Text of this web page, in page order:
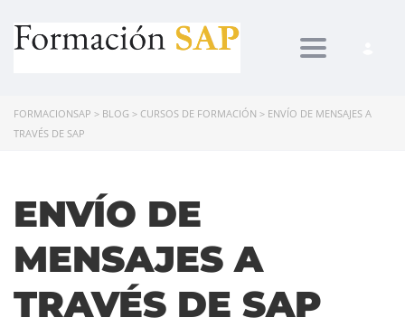
Toggle
FORMACIONSAP > BLOG > CURSOS DE FORMACIÓN > ENVÍO DE MENSAJES A
TRAVÉS DE SAP
ENVÍO DE
MENSAJES A
TRAVÉS DE SAP